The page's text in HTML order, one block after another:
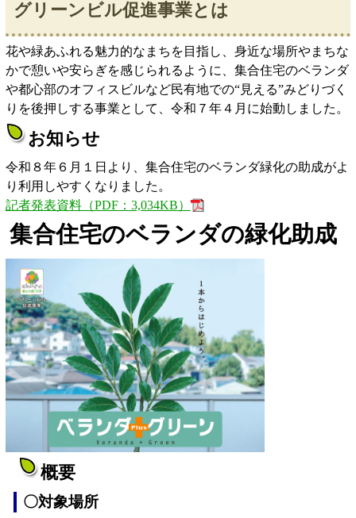
グリーンビル促進事業とは
花や緑あふれる魅力的なまちを目指し、身近な場所やまちな
かで憩いや安らぎを感じられるように、集合住宅のベランダ
や都心部のオフィスビルなど民有地での“見える”みどりづく
りを後押しする事業として、令和７年４月に始動しました。
お知らせ
令和８年６月１日より、集合住宅のベランダ緑化の助成がよ
り利用しやすくなりました。
記者発表資料（PDF：3,034KB）
集合住宅のベランダの緑化助成
概要
〇対象場所